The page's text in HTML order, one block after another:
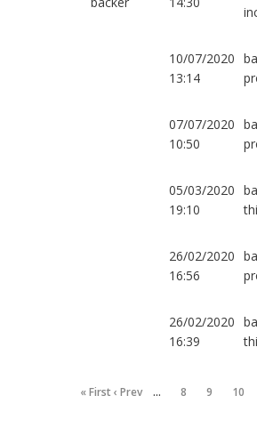
10/07/2020
13:14
07/07/2020
10:50
05/03/2020
19:10
26/02/2020
16:56
26/02/2020
16:39
« First ‹ Prev … 8 9 10